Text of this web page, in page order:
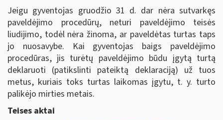
Jeigu gyventojas gruodžio 31 d. dar nėra sutvarkęs
paveldėjimo procedūrų, neturi paveldėjimo teisės
liudijimo, todėl nėra žinoma, ar paveldėtas turtas taps
jo nuosavybe. Kai gyventojas baigs paveldėjimo
procedūras, jis turėtų paveldėjimo būdu įgytą turtą
deklaruoti (patikslinti pateiktą deklaraciją) už tuos
metus, kuriais toks turtas laikomas įgytu, t. y. turto
palikėjo mirties metais.
Teises aktai